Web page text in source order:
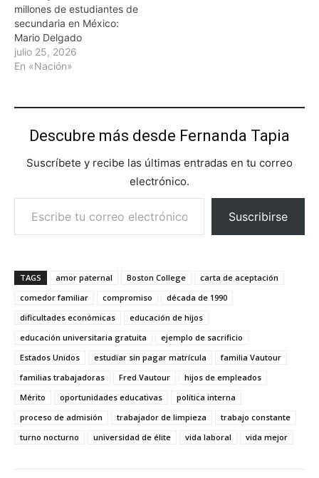
millones de estudiantes de
secundaria en México:
Mario Delgado
julio 25, 2026
En «Nación»
Descubre más desde Fernanda Tapia
Suscríbete y recibe las últimas entradas en tu correo
electrónico.
Escribe tu correo electrónico…
Suscribirse
TAGS amor paternal Boston College
carta de aceptación
comedor familiar
compromiso
década de 1990
dificultades económicas
educación de hijos
educación universitaria gratuita
ejemplo de sacrificio
Estados Unidos
estudiar sin pagar matrícula
familia Vautour
familias trabajadoras
Fred Vautour
hijos de empleados
Mérito
oportunidades educativas
política interna
proceso de admisión
trabajador de limpieza
trabajo constante
turno nocturno
universidad de élite vida laboral vida mejor